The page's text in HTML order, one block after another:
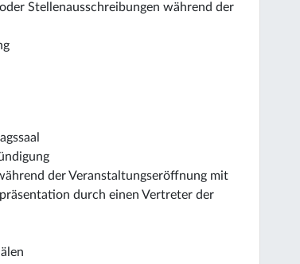
Stellenausschreibungen während der
der Veranstaltungseröffnung mit
durch einen Vertreter der